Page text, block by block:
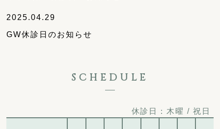
2025.04.29
GW休診日のお知らせ
SCHEDULE
休診日：木曜 / 祝日